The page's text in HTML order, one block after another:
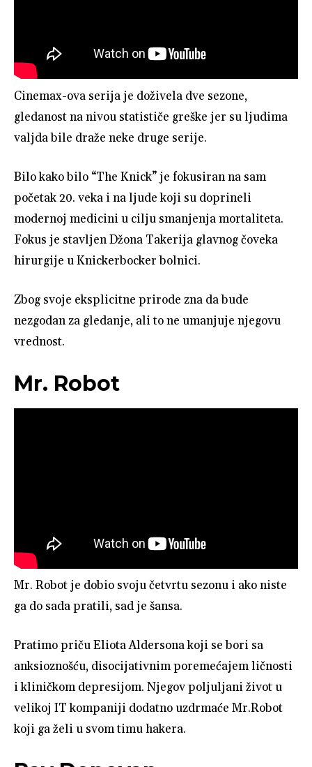
Cinemax-ova serija je doživela dve sezone,
gledanost na nivou statističe greške jer su ljudima
valjda bile draže neke druge serije.
Bilo kako bilo “The Knick” je fokusiran na sam
početak 20. veka i na ljude koji su doprineli
modernoj medicini u cilju smanjenja mortaliteta.
Fokus je stavljen Džona Takerija glavnog čoveka
hirurgije u Knickerbocker bolnici.
Zbog svoje eksplicitne prirode zna da bude
nezgodan za gledanje, ali to ne umanjuje njegovu
vrednost.
Mr. Robot
Mr. Robot je dobio svoju četvrtu sezonu i ako niste
ga do sada pratili, sad je šansa.
Pratimo priču Eliota Aldersona koji se bori sa
anksioznošću, disocijativnim poremećajem ličnosti
i kliničkom depresijom. Njegov poljuljani život u
velikoj IT kompaniji dodatno uzdrmaće Mr.Robot
koji ga želi u svom timu hakera.